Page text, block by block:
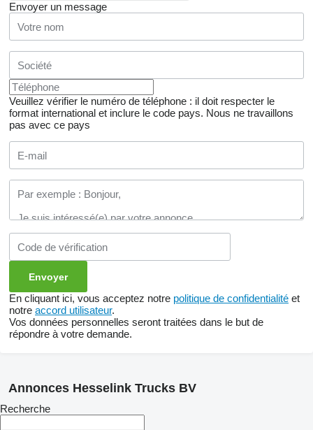
Envoyer un message
Veuillez vérifier le numéro de téléphone : il doit respecter le
format international et inclure le code pays. Nous ne travaillons
pas avec ce pays
En cliquant ici, vous acceptez notre politique de confidentialité et
notre accord utilisateur.
Vos données personnelles seront traitées dans le but de
répondre à votre demande.
Annonces Hesselink Trucks BV
Recherche